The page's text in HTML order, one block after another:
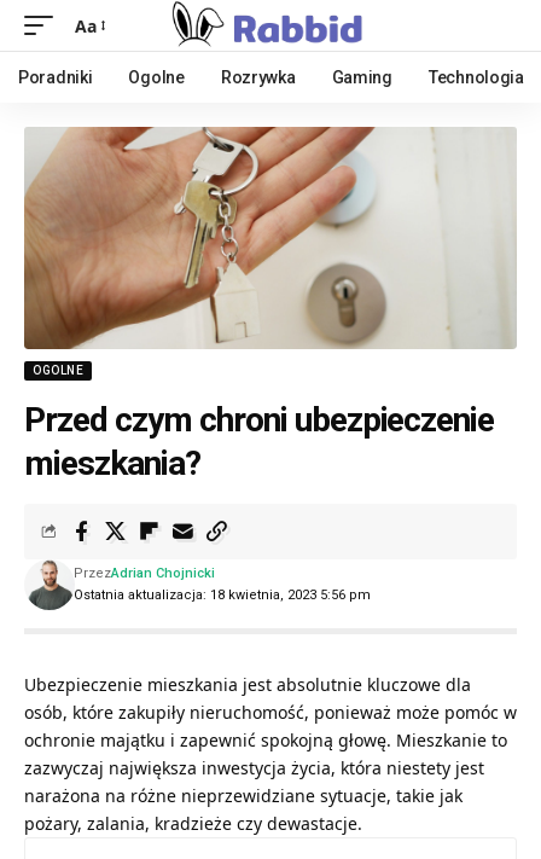
Aa
Poradniki Ogolne Rozrywka Gaming Technologia
OGOLNE
Przed czym chroni ubezpieczenie
mieszkania?
Ostatnia aktualizacja: 18 kwietnia, 2023 5:56 pm
PrzezAdrian Chojnicki
Ubezpieczenie mieszkania jest absolutnie kluczowe dla
osób, które zakupiły nieruchomość, ponieważ może pomóc w
ochronie majątku i zapewnić spokojną głowę. Mieszkanie to
zazwyczaj największa inwestycja życia, która niestety jest
narażona na różne nieprzewidziane sytuacje, takie jak
pożary, zalania, kradzieże czy dewastacje.